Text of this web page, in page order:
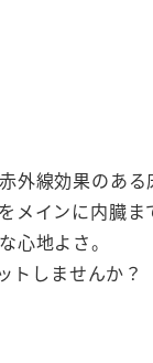
線効果のある
インに内臓ま
心地よさ。
トしませんか？